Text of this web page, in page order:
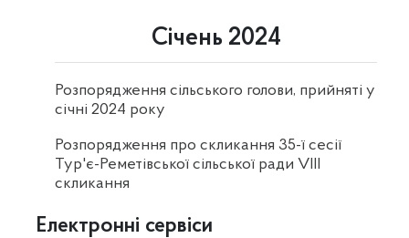
Січень 2024
Розпорядження сільського голови, прийняті у
січні 2024 року
Розпорядження про скликання 35-ї сесії
Тур'є-Реметівської сільської ради VIII
скликання
Електронні сервіси